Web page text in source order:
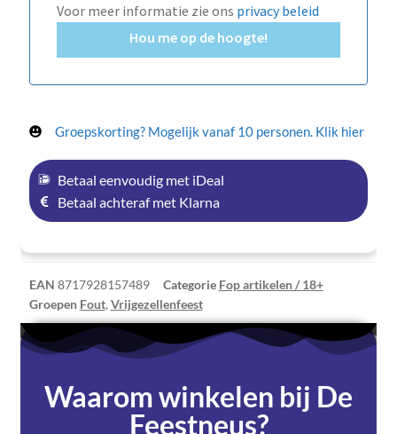
Voor meer informatie zie ons privacy beleid
Hou me op de hoogte!
Groepskorting? Mogelijk vanaf 10 personen. Klik hier
Betaal eenvoudig met iDeal
Betaal achteraf met Klarna
EAN 8717928157489 Categorie Fop artikelen / 18+
Groepen Fout, Vrijgezellenfeest
Waarom winkelen bij De
Feestneus?